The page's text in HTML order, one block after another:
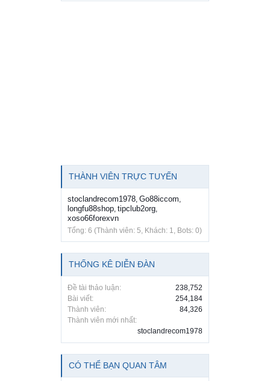
THÀNH VIÊN TRỰC TUYẾN
stoclandrecom1978 Go88iccom
longfu88shop tipclub2org
xoso66forexvn
Tổng: 6 (Thành viên: 5, Khách: 1, Bots: 0)
THỐNG KÊ DIỄN ĐÀN
Đề tài thảo luận:
238,752
Bài viết:
254,184
Thành viên:
84,326
Thành viên mới nhất:
stoclandrecom1978
CÓ THỂ BẠN QUAN TÂM